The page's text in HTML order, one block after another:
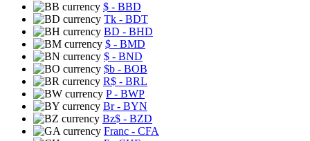
$ - BBD
Tk - BDT
BD - BHD
$ - BMD
$ - BND
$b - BOB
R$ - BRL
P- BWP
Br- BYN
Bz$ - BZD
Franc - CFA